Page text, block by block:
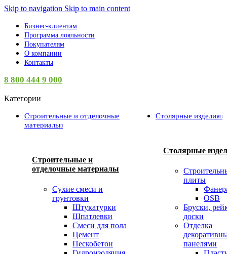
Skip to navigation Skip to main content
Бизнес-клиентам
Программа лояльности
Покупателям
О компании
Контакты
8 800 444 9 000
Категории
Строительные и отделочные
материалы
Строительные и
отделочные материалы
Сухие смеси и
грунтовки
Штукатурки
Шпатлевки
Смеси для пола
Цемент
Пескобетон
Столярные изделия
Столярные
плиты
OSB
Бруски,
доски
Отделка
панелями